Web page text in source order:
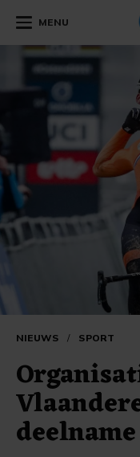
MENU
NIEUWS / SPORT